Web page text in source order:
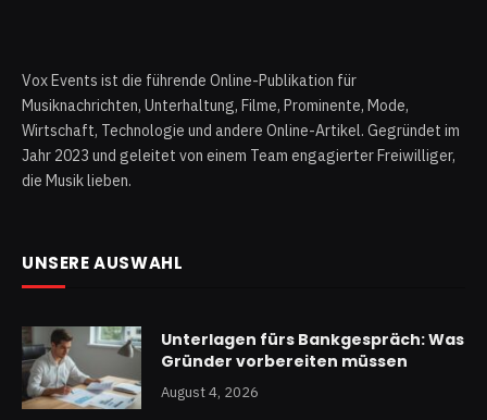
Vox Events ist die führende Online-Publikation für
Musiknachrichten, Unterhaltung, Filme, Prominente, Mode,
Wirtschaft, Technologie und andere Online-Artikel. Gegründet im
Jahr 2023 und geleitet von einem Team engagierter Freiwilliger,
die Musik lieben.
UNSERE AUSWAHL
Unterlagen fürs Bankgespräch: Was
Gründer vorbereiten müssen
August 4, 2026